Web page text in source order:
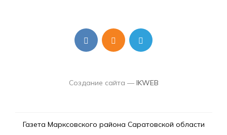
Создание сайта — IKWEB
Газета Марксовского района Саратовской области